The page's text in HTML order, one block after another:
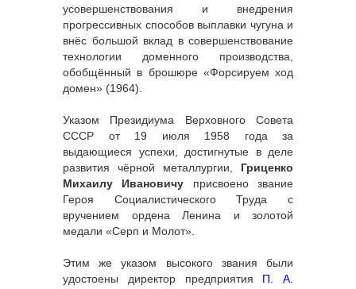
усовершенствования и внедрения
прогрессивных способов выплавки чугуна и
внёс большой вклад в совершенствование
технологии доменного производства,
обобщённый в брошюре «Форсируем ход
домен» (1964).
Указом Президиума Верховного Совета
СССР от 19 июля 1958 года за
выдающиеся успехи, достигнутые в деле
развития чёрной металлургии, Гриценко
Михаилу Ивановичу присвоено звание
Героя Социалистического Труда с
вручением ордена Ленина и золотой
медали «Серп и Молот».
Этим же указом высокого звания были
удостоены директор предприятия П. А.